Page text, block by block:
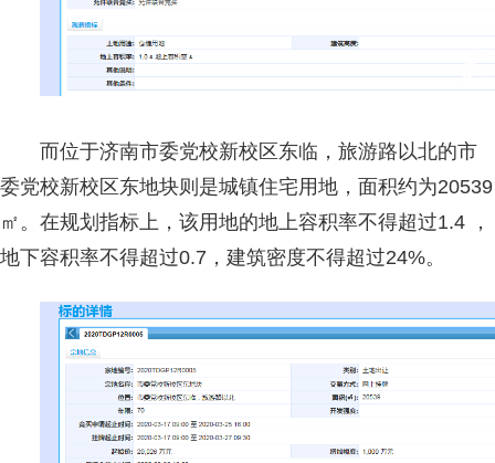
而位于济南市委党校新校区东临，旅游路以北的市
委党校新校区东地块则是城镇住宅用地，面积约为20539
㎡。在规划指标上，该用地的地上容积率不得超过1.4 ，
地下容积率不得超过0.7，建筑密度不得超过24%。